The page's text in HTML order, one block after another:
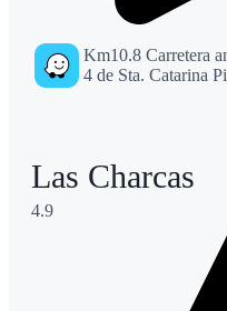
Km10.8 Carretera
4 de Sta. Catarina
Las Charcas
4.9